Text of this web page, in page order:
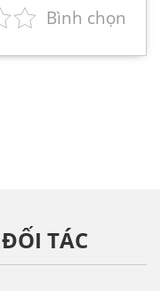
Bình chọn
ĐỐI TÁC